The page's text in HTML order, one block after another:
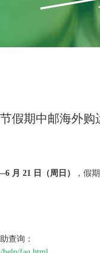
假期中邮海外购
月 21 日（周日）
，假
查询：